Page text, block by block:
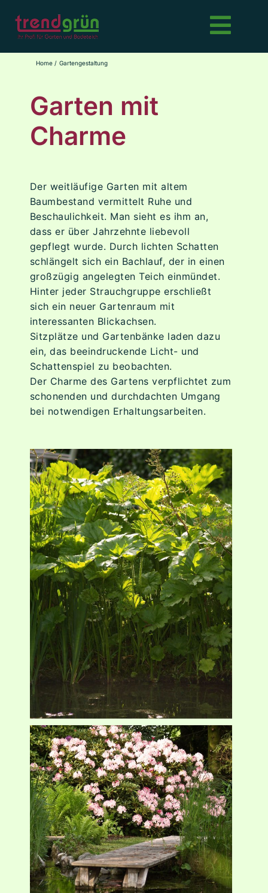
content
Gartengestaltung
Dachbegrünung
Schwimmteiche
Pflanzungen
Grünflächenpflege
Sportflächen
Über uns
Jobs
Kontakt
Home Gartengestaltung
Garten mit
Charme
Der weitläufige Garten mit altem
Baumbestand vermittelt Ruhe und
Beschaulichkeit. Man sieht es ihm an,
dass er über Jahrzehnte liebevoll
gepflegt wurde. Durch lichten Schatten
schlängelt sich ein Bachlauf, der in einen
großzügig angelegten Teich einmündet.
Hinter jeder Strauchgruppe erschließt
sich ein neuer Gartenraum mit
interessanten Blickachsen.
Sitzplätze und Gartenbänke laden dazu
ein, das beeindruckende Licht- und
Schattenspiel zu beobachten.
Der Charme des Gartens verpflichtet zum
schonenden und durchdachten Umgang
bei notwendigen Erhaltungsarbeiten.